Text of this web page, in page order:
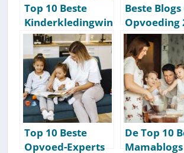
Top 10 Beste
Kinderkledingwin
kels Van
Nederland
Beste
Opvoeding
[Deze Moet
Volgen]
Top 10 Beste
Opvoed-Experts
De Top 10
Mamablogs